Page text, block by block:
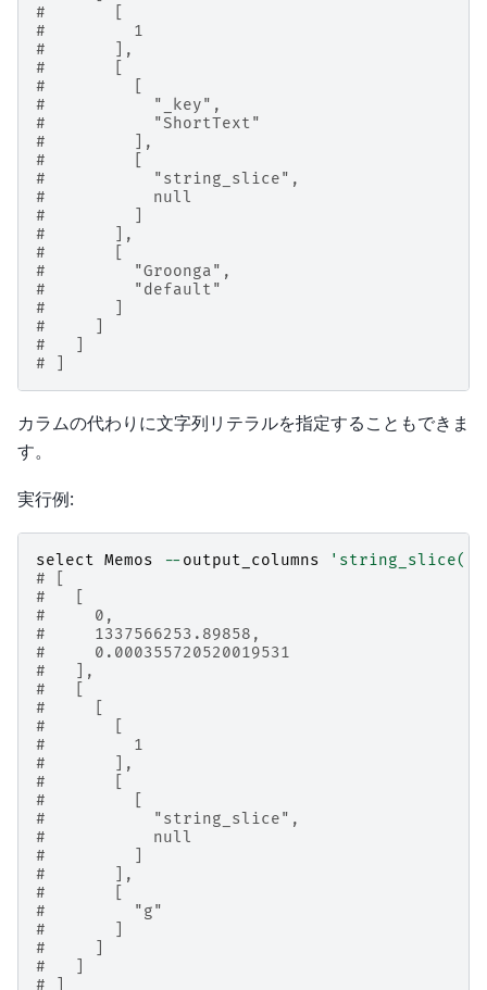
#       [
#         1
#       ],
#       [
#         [
#           "_key",
#           "ShortText"
#         ],
#         [
#           "string_slice",
#           null
#         ]
#       ],
#       [
#         "Groonga",
#         "default"
#       ]
#     ]
#   ]
# ]
カラムの代わりに文字列リテラルを指定することもできま
す。
実行例:
select Memos -- output_columns
# [
#   [
#     0,
#     1337566253.89858,
#     0.000355720520019531
#   ],
#   [
#     [
#       [
#         1
#       ],
#       [
#         [
#           "string_slice",
#           null
#         ]
#       ],
#       [
#         "g"
#       ]
#     ]
#   ]
# ]